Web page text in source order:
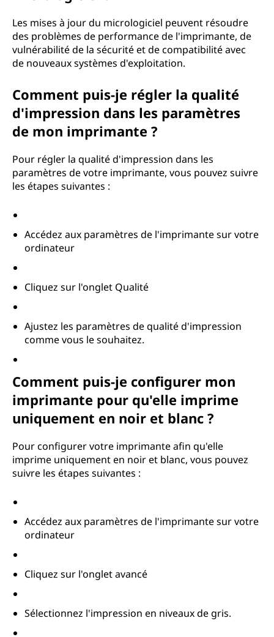
Les mises à jour du micrologiciel peuvent résoudre
des problèmes de performance de l'imprimante, de
vulnérabilité de la sécurité et de compatibilité avec
de nouveaux systèmes d'exploitation.
Comment puis-je régler la qualité
d'impression dans les paramètres
de mon imprimante ?
Pour régler la qualité d'impression dans les
paramètres de votre imprimante, vous pouvez suivre
les étapes suivantes :
Accédez aux paramètres de l'imprimante sur votre
ordinateur
Cliquez sur l'onglet Qualité
Ajustez les paramètres de qualité d'impression
comme vous le souhaitez.
Comment puis-je configurer mon
imprimante pour qu'elle imprime
uniquement en noir et blanc ?
Pour configurer votre imprimante afin qu'elle
imprime uniquement en noir et blanc, vous pouvez
suivre les étapes suivantes :
Accédez aux paramètres de l'imprimante sur votre
ordinateur
Cliquez sur l'onglet avancé
Sélectionnez l'impression en niveaux de gris.